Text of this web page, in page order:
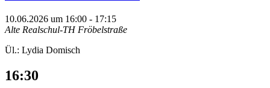
10.06.2026 um 16:00 - 17:15
Alte Realschul-TH Fröbelstraße
Ül.: Lydia Domisch
16:30